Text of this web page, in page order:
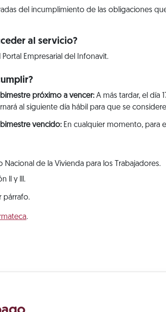
del incumplimiento de las obligaciones
al servicio?
Empresarial del Infonavit.
próximo a vencer:A más tardar, el día
al siguiente día hábil para que se
vencido:En cualquier momento, para
de la Vivienda para los Trabajadores.
ll y lll.
párrafo.
.